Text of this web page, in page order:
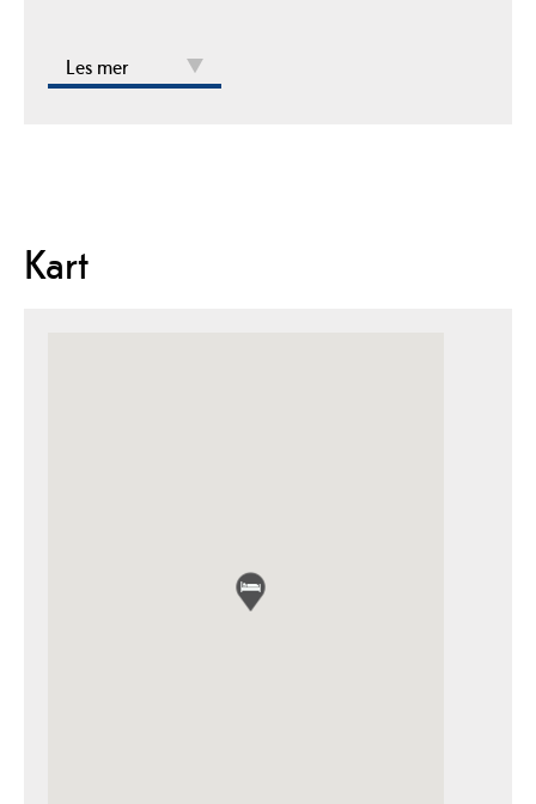
Les mer
Kart